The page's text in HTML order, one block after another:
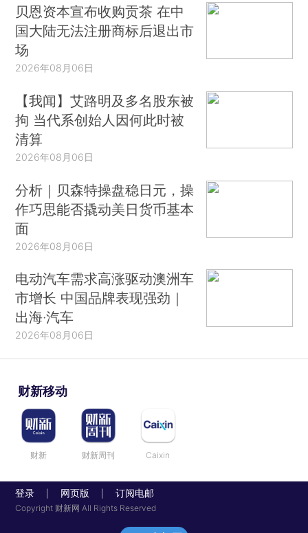
贝恩资本宣布收购贡茶 在中
国大陆无法注册商标后退出市
场
2026年08月06日
【我闻】艾路明及多名股东被
拘 当代系创始人因何此时被
清算
2026年08月06日
分析｜贝森特操盘稳日元，操
作巧思能否撬动美日货币基本
面
2026年08月06日
电动汽车需求高涨驱动澳洲车
市增长 中国品牌表现强劲｜
出海·汽车
2026年08月06日
财新移动
财新 财新周刊 Caixin
登录 网页版 订阅电邮
Copyright 财新网 All Rights Reserved